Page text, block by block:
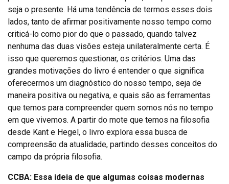
seja o presente. Há uma tendência de termos esses dois
lados, tanto de afirmar positivamente nosso tempo como
criticá-lo como pior do que o passado, quando talvez
nenhuma das duas visões esteja unilateralmente certa. É
isso que queremos questionar, os critérios. Uma das
grandes motivações do livro é entender o que significa
oferecermos um diagnóstico do nosso tempo, seja de
maneira positiva ou negativa, e quais são as ferramentas
que temos para compreender quem somos nós no tempo
em que vivemos. A partir do mote que temos na filosofia
desde Kant e Hegel, o livro explora essa busca de
compreensão da atualidade, partindo desses conceitos do
campo da própria filosofia.
CCBA: Essa ideia de que algumas coisas modernas